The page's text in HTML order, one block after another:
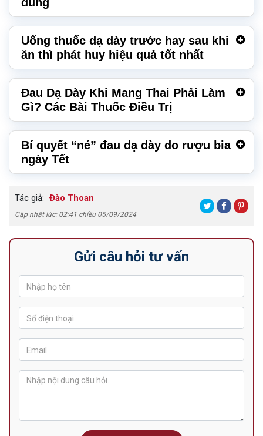
Uống thuốc dạ dày trước hay sau khi
ăn thì phát huy hiệu quả tốt nhất
Đau Dạ Dày Khi Mang Thai Phải Làm
Gì? Các Bài Thuốc Điều Trị
Bí quyết “né” đau dạ dày do rượu bia
ngày Tết
Tác giả: Đào Thoan
Cập nhật lúc: 02:41 chiều 05/09/2024
Gửi câu hỏi tư vấn